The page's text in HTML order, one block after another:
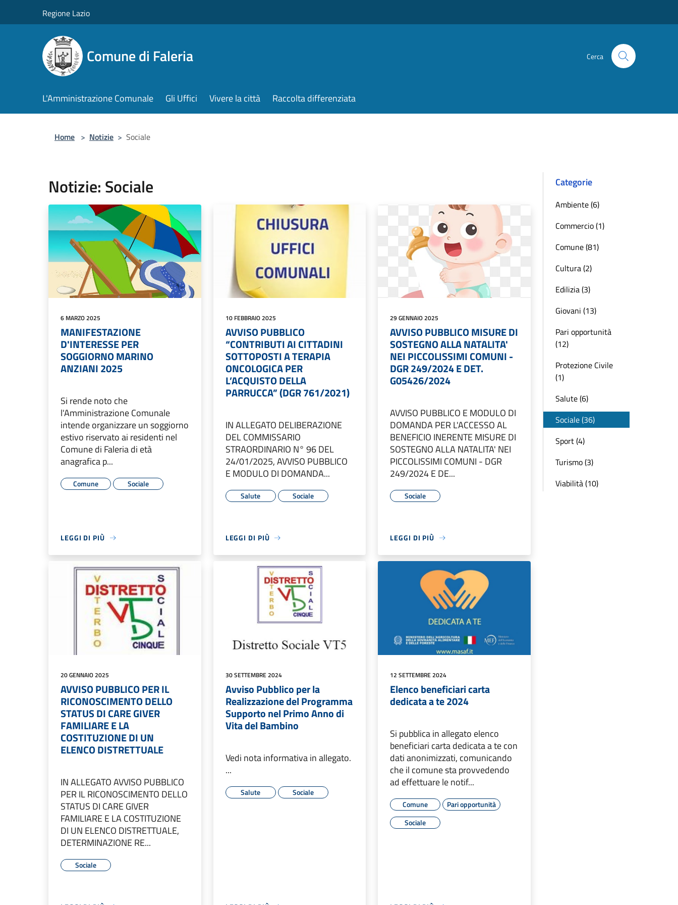
Regione Lazio
Comune di Faleria Cerca
L'Amministrazione Comunale Gli Uffici Vivere la città Raccolta differenziata
Home > Notizie > Sociale
Notizie: Sociale
6 MARZO 2025
MANIFESTAZIONE
D'INTERESSE PER
SOGGIORNO MARINO
ANZIANI 2025
Si rende noto che
l'Amministrazione Comunale
intende organizzare un soggiorno
estivo riservato ai residenti nel
Comune di Faleria di età
anagrafica p...
Comune Sociale
LEGGI DI PIÙ
10 FEBBRAIO 2025
AVVISO PUBBLICO
“CONTRIBUTI AI CITTADINI
SOTTOPOSTI A TERAPIA
ONCOLOGICA PER
L’ACQUISTO DELLA
PARRUCCA” (DGR 761/2021)
IN ALLEGATO DELIBERAZIONE
DEL COMMISSARIO
STRAORDINARIO N° 96 DEL
24/01/2025, AVVISO PUBBLICO
E MODULO DI DOMANDA...
Salute Sociale
LEGGI DI PIÙ
29 GENNAIO 2025
AVVISO PUBBLICO MISURE DI
SOSTEGNO ALLA NATALITA'
NEI PICCOLISSIMI COMUNI -
DGR 249/2024 E DET.
G05426/2024
AVVISO PUBBLICO E MODULO DI
DOMANDA PER L'ACCESSO AL
BENEFICIO INERENTE MISURE DI
SOSTEGNO ALLA NATALITA' NEI
PICCOLISSIMI COMUNI - DGR
249/2024 E DE...
Sociale
LEGGI DI PIÙ
20 GENNAIO 2025
AVVISO PUBBLICO PER IL
RICONOSCIMENTO DELLO
STATUS DI CARE GIVER
FAMILIARE E LA
COSTITUZIONE DI UN
ELENCO DISTRETTUALE
IN ALLEGATO AVVISO PUBBLICO
PER IL RICONOSCIMENTO DELLO
STATUS DI CARE GIVER
FAMILIARE E LA COSTITUZIONE
DI UN ELENCO DISTRETTUALE,
DETERMINAZIONE RE...
Sociale
30 SETTEMBRE 2024
Avviso Pubblico per la
Realizzazione del Programma
Supporto nel Primo Anno di
Vita del Bambino
Vedi nota informativa in allegato.
...
Salute Sociale
12 SETTEMBRE 2024
Elenco beneficiari carta
dedicata a te 2024
Si pubblica in allegato elenco
beneficiari carta dedicata a te con
dati anonimizzati, comunicando
che il comune sta provvedendo
ad effettuare le notif...
Comune
Pari opportunità
Sociale
Categorie
Ambiente (6)
Commercio (1)
Comune (81)
Cultura (2)
Edilizia (3)
Giovani (13)
Pari opportunità
(12)
Protezione Civile
(1)
Salute (6)
Sociale (36)
Sport (4)
Turismo (3)
Viabilità (10)